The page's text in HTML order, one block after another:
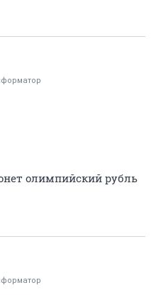
олимпийский рубль